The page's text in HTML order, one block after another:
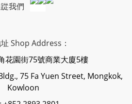
我們
Shop Address：
花園街75號商業大廈5樓
75 Fa Yuen Street, Mongkok,
Kowloon